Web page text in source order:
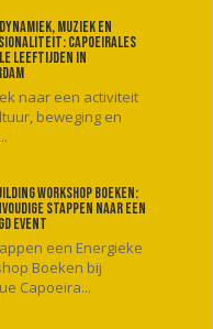
muziek en
Capoeirales
leeftijden in
naar een activiteit
beweging en
workshop boeken:
stappen naar een
event
een Energieke
Boeken bij
Capoeira...